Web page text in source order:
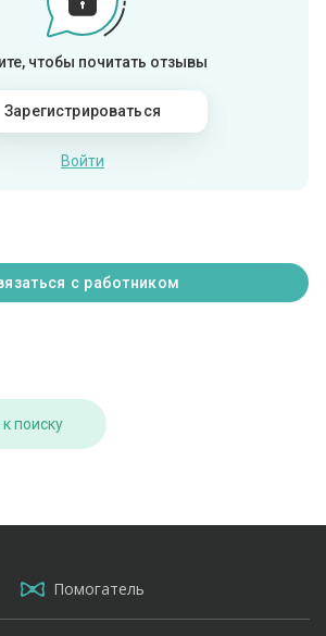
чтобы почитать отзывы
Зарегистрироваться
Войти
с работником
поиску
Помогатель